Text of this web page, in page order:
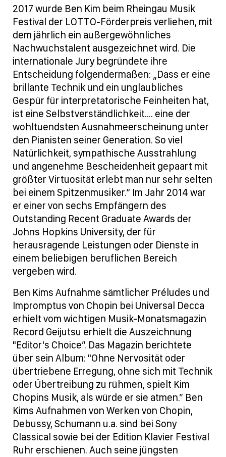
2017 wurde Ben Kim beim Rheingau Musik
Festival der LOTTO-Förderpreis verliehen, mit
dem jährlich ein außergewöhnliches
Nachwuchstalent ausgezeichnet wird. Die
internationale Jury begründete ihre
Entscheidung folgendermaßen: „Dass er eine
brillante Technik und ein unglaubliches
Gespür für interpretatorische Feinheiten hat,
ist eine Selbstverständlichkeit.... eine der
wohltuendsten Ausnahmeerscheinung unter
den Pianisten seiner Generation. So viel
Natürlichkeit, sympathische Ausstrahlung
und angenehme Bescheidenheit gepaart mit
größter Virtuosität erlebt man nur sehr selten
bei einem Spitzenmusiker.“ Im Jahr 2014 war
er einer von sechs Empfängern des
Outstanding Recent Graduate Awards der
Johns Hopkins University, der für
herausragende Leistungen oder Dienste in
einem beliebigen beruflichen Bereich
vergeben wird.
Ben Kims Aufnahme sämtlicher Préludes und
Impromptus von Chopin bei Universal Decca
erhielt vom wichtigen Musik-Monatsmagazin
Record Geijutsu erhielt die Auszeichnung
"Editor's Choice”. Das Magazin berichtete
über sein Album: "Ohne Nervosität oder
übertriebene Erregung, ohne sich mit Technik
oder Übertreibung zu rühmen, spielt Kim
Chopins Musik, als würde er sie atmen.” Ben
Kims Aufnahmen von Werken von Chopin,
Debussy, Schumann u.a. sind bei Sony
Classical sowie bei der Edition Klavier Festival
Ruhr erschienen. Auch seine jüngsten